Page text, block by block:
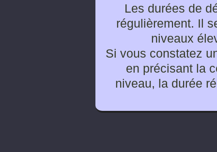
Les durées de
régulièrement. Il
niveaux
Si vous constatez
en précisant la
niveau, la durée